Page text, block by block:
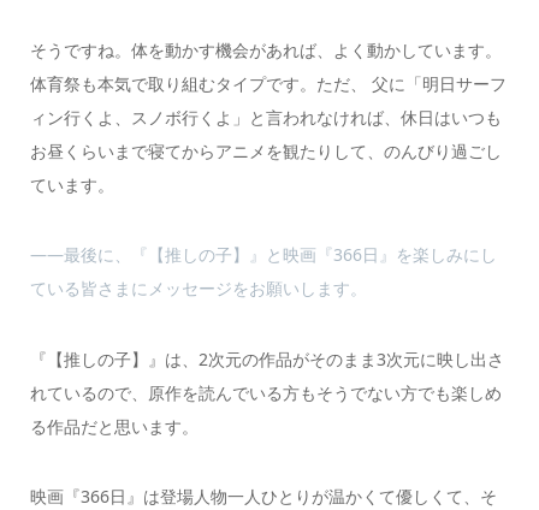
そうですね。体を動かす機会があれば、よく動かしています。
体育祭も本気で取り組むタイプです。ただ、 父に「明日サーフ
ィン行くよ、スノボ行くよ」と言われなければ、休日はいつも
お昼くらいまで寝てからアニメを観たりして、のんびり過ごし
ています。
――最後に、『【推しの子】』と映画『366日』を楽しみにし
ている皆さまにメッセージをお願いします。
『【推しの子】』は、2次元の作品がそのまま3次元に映し出さ
れているので、原作を読んでいる方もそうでない方でも楽しめ
る作品だと思います。
映画『366日』は登場人物一人ひとりが温かくて優しくて、そ